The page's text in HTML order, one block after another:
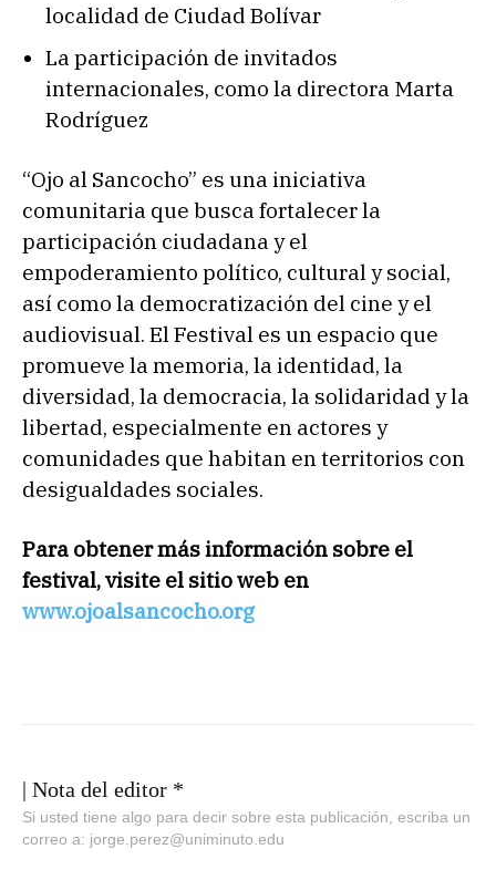
localidad de Ciudad Bolívar
La participación de invitados
internacionales, como la directora Marta
Rodríguez
“Ojo al Sancocho” es una iniciativa
comunitaria que busca fortalecer la
participación ciudadana y el
empoderamiento político, cultural y social,
así como la democratización del cine y el
audiovisual. El Festival es un espacio que
promueve la memoria, la identidad, la
diversidad, la democracia, la solidaridad y la
libertad, especialmente en actores y
comunidades que habitan en territorios con
desigualdades sociales.
Para obtener más información sobre el
festival, visite el sitio web en
www.ojoalsancocho.org
| Nota del editor *
Si usted tiene algo para decir sobre esta publicación, escriba un
correo a: jorge.perez@uniminuto.edu